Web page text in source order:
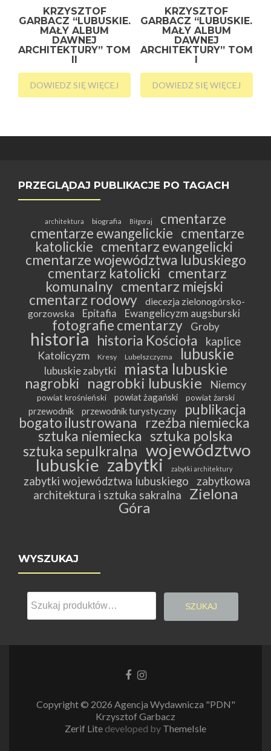
KRZYSZTOF
GARBACZ “LUBUSKIE.
MAŁY ALBUM
DAWNEJ
ARCHITEKTURY” TOM
II
DOWIEDZ SIĘ WIĘCEJ
KRZYSZTOF
GARBACZ “LUBUSKIE.
MAŁY ALBUM
DAWNEJ
ARCHITEKTURY” TOM
I
DOWIEDZ SIĘ WIĘCEJ
PRZEGLĄDAJ PUBLIKACJE PO TAGACH
architektura biografia Biłgoraj
cmentarze
cmentarze ewangelickie cmentarze
katolickie cmentarz ewangelicki
cmentarze województwa lubuskiego
cmentarz katolicki cmentarz
komunalny cmentarz miejski
cmentarz rodowy
diecezja zielonogórsko-
gorzowska
Epitafia Ewangelicyzm augsburski
fotografie cmentarzy Groby
historia historia Kościoła kaplice
Katolicyzm Kresy Lubelszczyzna lubuskie
lubuskie zabytki miasta lubuskie
nagrobki nagrobki lubuskie Niemcy
powiat krośnieński powiat żagański powiat żarski
przewodnik przewodnik turystyczny
publikacja
bogato ilustrowana
rzeźba niemiecka
sztuka niemiecka sztuka polska
sztuka sepulkralna województwo
lubuskie zabytki zabytki architektury
zabytki województwa lubuskiego
zabytkowa
architektura i sztuka sakralna
Zielona
Góra
WYSZUKAJ
Szukaj:
SZUKAJ
LinkLink
Copyright © 2026 Agencja Wydawnicza "PDN"
Krzysztof Garbacz
Zerif Lite developed by ThemeIsle